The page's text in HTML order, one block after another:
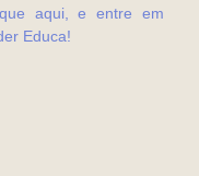
aqui, e entre em
Educa!